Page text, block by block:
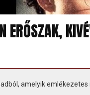
amelyik